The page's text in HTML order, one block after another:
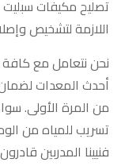
تصليح مكيفات سبليت
اللازمة لتشخيص
نحن نتعامل مع كافة
أحدث المعدات
من المرة الأولى.
تسريب للمياه من
فنيينا المدربين